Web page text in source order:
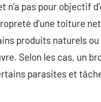
pas pour objectif
d’une toiture
produits naturels
Selon les cas, un
parasites et